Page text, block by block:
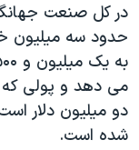
در کل صنعت
حدود سه ميليون
می دهد و پولی
دو ميليون دلار
شده است.